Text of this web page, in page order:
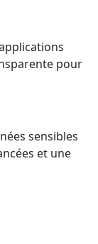
pour
sensibles
et une